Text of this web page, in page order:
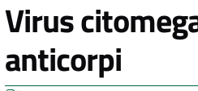
Virus
anticorpi